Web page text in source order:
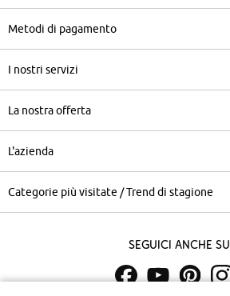
Metodi di pagamento
I nostri servizi
La nostra offerta
L'azienda
Categorie più visitate / Trend di stagione
Seguici anche su